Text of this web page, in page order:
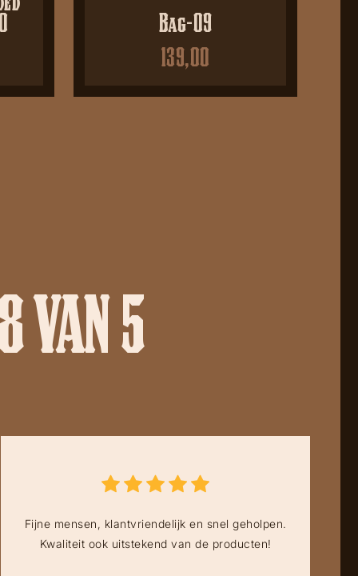
Bag-09
139,00
VAN 5
Fijne mensen, klantvriendelijk en snel geholpen.
Kwaliteit ook uitstekend van de producten!